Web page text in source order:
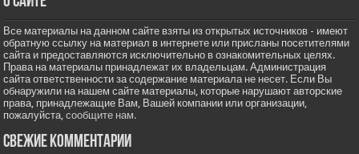
Все материалы на данном сайте взяты из открытых источников - имеют
обратную ссылку на материал в интернете или присланы посетителями
сайта и предоставляются исключительно в ознакомительных целях.
Права на материалы принадлежат их владельцам. Администрация
сайта ответственности за содержание материала не несет. Если Вы
обнаружили на нашем сайте материалы, которые нарушают авторские
права, принадлежащие Вам, Вашей компании или организации,
пожалуйста,сообщите нам.
Свежие комментарии